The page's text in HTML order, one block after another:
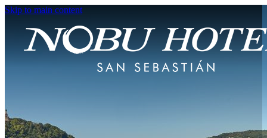
Skip to main content